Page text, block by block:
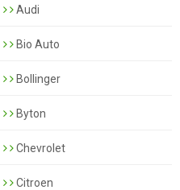
Audi
Bio Auto
Bollinger
Byton
Chevrolet
Citroen